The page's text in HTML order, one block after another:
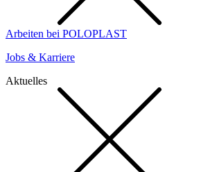
Arbeiten bei POLOPLAST
Jobs & Karriere
Aktuelles